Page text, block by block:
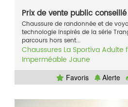
Prix de vente public
Chaussure de randonnée et de
technologie inspirés de la série
parcours hors sent...
Chaussures La SportivaAdulte
Imperméable Jaune
Favoris Alerte